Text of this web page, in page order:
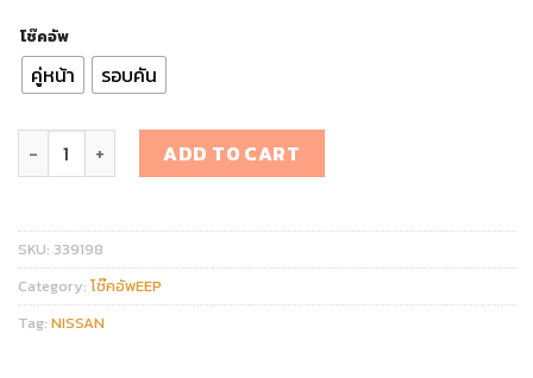
โช๊คอัพ
คู่หน้า รอบคัน
โช๊คอัพ NISSAN X-TRAIL T31 quantity
ADD TO CART
SKU: 339198
Category: โช๊คอัพEEP
Tag: NISSAN